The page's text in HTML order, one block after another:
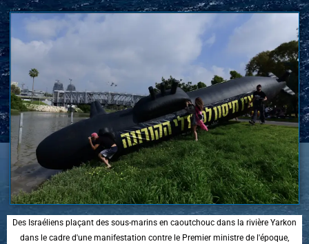
Des Israéliens plaçant des sous-marins en caoutchouc dans la rivière Yarkon
dans le cadre d'une manifestation contre le Premier ministre de l'époque,